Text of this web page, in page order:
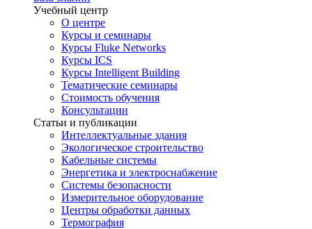
Учебный центр
О центре
Курсы и семинары
Курсы Fluke Networks
Курсы ICS
Курсы Intelligent Building
Тематические семинары
Стоимость обучения
Консультации
Статьи и публикации
Интеллектуальные здания
Экологическое строительство
Кабельные системы
Энергетика и электроснабжение
Системы безопасности
Измерительное оборудование
Центры обработки данных
Термография